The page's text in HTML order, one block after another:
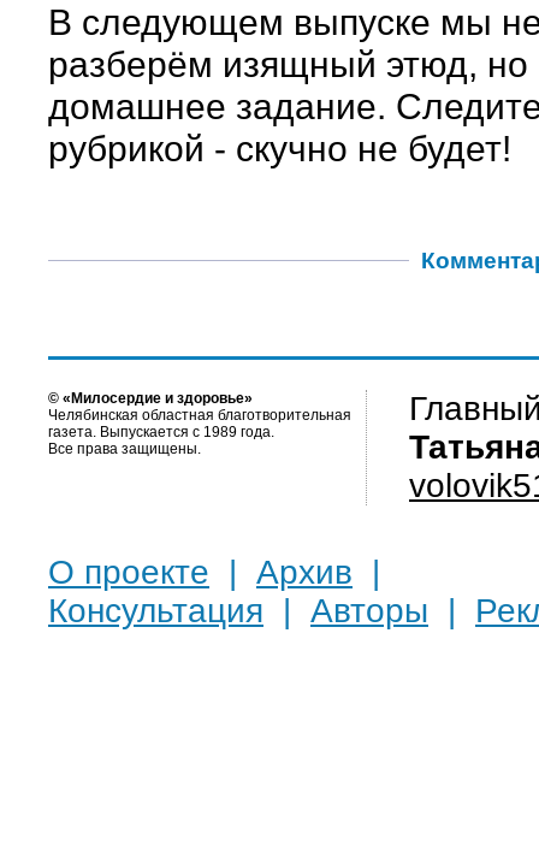
В следующем выпуске мы
разберём изящный этюд,
домашнее задание.
рубрикой - скучно не будет!
© «Милосердие и здоровье»
Челябинская областная благотворительная
газета. Выпускается с 1989 года.
Все права защищены.
О проекте | Архив |
Консультация | Авторы |